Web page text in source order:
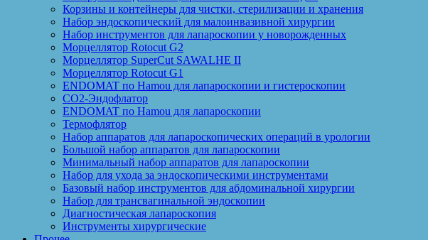
Корзины и контейнеры для чистки, стерилизации и хранения
Набор эндоскопический для малоинвазивной хирургии
Набор инструментов для лапароскопии у новорожденных
Морцеллятор Rotocut G2
Морцеллятор SuperCut SAWALHE II
Морцеллятор Rotocut G1
ENDOMAT по Hamou для лапароскопии и гистероскопии
CO2-Эндофлатор
ENDOMAT по Hamou для лапароскопии
Термофлятор
Набор аппаратов для лапароскопических операций в урологии
Большой набор аппаратов для лапароскопии
Минимальный набор аппаратов для лапароскопии
Набор для ухода за эндоскопическими инструментами
Базовый набор инструментов для абдоминальной хирургии
Набор для трансвагинальной эндоскопии
Диагностическая лапароскопия
Инструменты хирургические